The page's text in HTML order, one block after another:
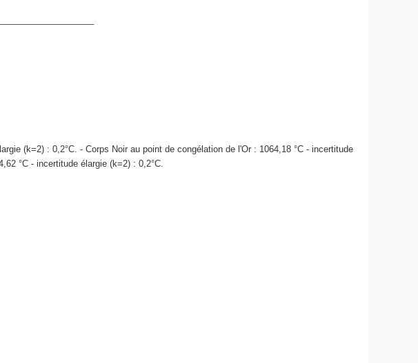
(k=2) : 0,2°C. - Corps Noir au point de congélation de l'Or : 1064,18 °C - incertitude
°C - incertitude élargie (k=2) : 0,2°C.